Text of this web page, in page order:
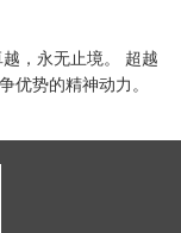
，永无止境。 超越
优势的精神动力。